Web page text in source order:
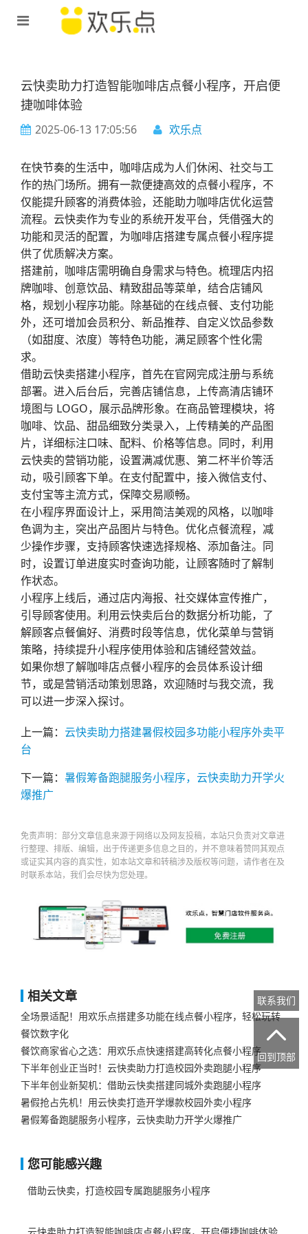
云快卖助力打造智能咖啡店点餐小程序，开启便
捷咖啡体验​
2025-06-13 17:05:56 欢乐点
在快节奏的生活中，咖啡店成为人们休闲、社交与工
作的热门场所。拥有一款便捷高效的点餐小程序，不
仅能提升顾客的消费体验，还能助力咖啡店优化运营
流程。云快卖作为专业的系统开发平台，凭借强大的
功能和灵活的配置，为咖啡店搭建专属点餐小程序提
供了优质解决方案。
搭建前，咖啡店需明确自身需求与特色。梳理店内招
牌咖啡、创意饮品、精致甜品等菜单，结合店铺风
格，规划小程序功能。除基础的在线点餐、支付功能
外，还可增加会员积分、新品推荐、自定义饮品参数
（如甜度、浓度）等特色功能，满足顾客个性化需
求。
借助云快卖搭建小程序，首先在官网完成注册与系统
部署。进入后台后，完善店铺信息，上传高清店铺环
境图与 LOGO，展示品牌形象。在商品管理模块，将
咖啡、饮品、甜品细致分类录入，上传精美的产品图
片，详细标注口味、配料、价格等信息。同时，利用
云快卖的营销功能，设置满减优惠、第二杯半价等活
动，吸引顾客下单。在支付配置中，接入微信支付、
支付宝等主流方式，保障交易顺畅。
在小程序界面设计上，采用简洁美观的风格，以咖啡
色调为主，突出产品图片与特色。优化点餐流程，减
少操作步骤，支持顾客快速选择规格、添加备注。同
时，设置订单进度实时查询功能，让顾客随时了解制
作状态。
小程序上线后，通过店内海报、社交媒体宣传推广，
引导顾客使用。利用云快卖后台的数据分析功能，了
解顾客点餐偏好、消费时段等信息，优化菜单与营销
策略，持续提升小程序使用体验和店铺经营效益。
如果你想了解咖啡店点餐小程序的会员体系设计细
节，或是营销活动策划思路，欢迎随时与我交流，我
可以进一步深入探讨。
上一篇： 云快卖助力搭建暑假校园多功能小程序外卖平
台​
下一篇： 暑假筹备跑腿服务小程序，云快卖助力开学火
爆推广​
免责声明：部分文章信息来源于网络以及网友投稿，本站只负责对文章进
行整理、排版、编辑，出于传递更多信息之目的，并不意味着赞同其观点
或证实其内容的真实性，如本站文章和转稿涉及版权等问题，请作者在及
时联系本站，我们会尽快为您处理。
相关文章
全场景适配！用欢乐点搭建多功能在线点餐小程序，轻松玩转
餐饮数字化
餐饮商家省心之选：用欢乐点快速搭建高转化点餐小程序
下半年创业正当时！云快卖助力打造校园外卖跑腿小程序
下半年创业新契机：借助云快卖搭建同城外卖跑腿小程序​
暑假抢占先机！用云快卖打造开学爆款校园外卖小程序
暑假筹备跑腿服务小程序，云快卖助力开学火爆推广​
您可能感兴趣
借助云快卖，打造校园专属跑腿服务小程序
云快卖助力打造智能咖啡店点餐小程序，开启便捷咖啡体验​
联系我们

回到顶部